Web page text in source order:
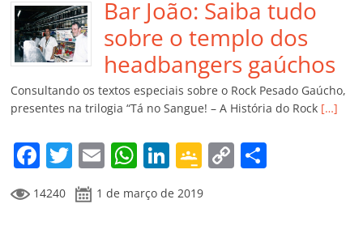
b
o
o
k
A
p
p
dI
n
e
Cl
a
ss
ro
o
m
Li
n
k
ar
til
h
ar
Bar João: Saiba tudo
sobre o templo dos
headbangers gaúchos
Consultando os textos especiais sobre o Rock Pesado Gaúcho,
presentes na trilogia “Tá no Sangue! – A História do Rock […]
F
a
c
T
w
itt
E
m
ai
W
at
Li
n
k
G
o
o
C
14240 1 de março de 2019